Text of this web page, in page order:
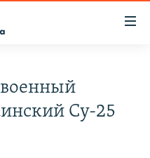
Су-25